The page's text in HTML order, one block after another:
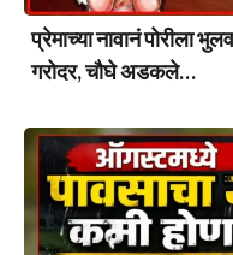
प्रेमाच्या नावानं पोरीला
गरोदर, चौघे अडकले…